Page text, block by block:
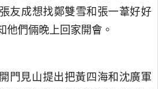
友成想找鄭雙雪和張一葦好好
他們倆晚上回家開會。
門見山提出把黃四海和沈廣軍